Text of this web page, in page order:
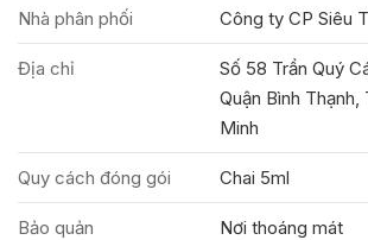
Nhà phân phối Công ty CP Siêu
Địa chỉ
Số 58 Trần Quý
Quận Bình
Minh
Quy cách đóng gói Chai 5ml
Bảo quản Nơi thoáng mát